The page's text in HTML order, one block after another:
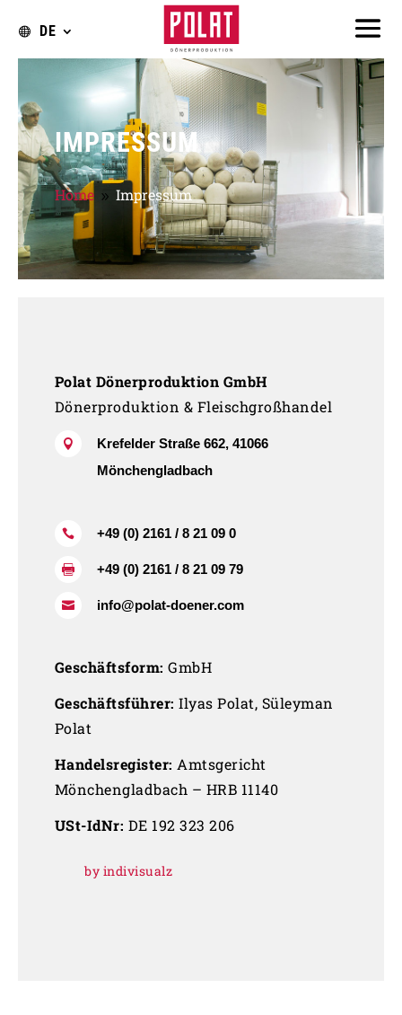
DE
IMPRESSUM
Home 9 Impressum
Polat Dönerproduktion GmbH
Dönerproduktion & Fleischgroßhandel

Krefelder Straße 662, 41066
Mönchengladbach
 +49 (0) 2161 / 8 21 09 0
 +49 (0) 2161 / 8 21 09 79
 info@polat-doener.com
Geschäftsform: GmbH
Geschäftsführer: Ilyas Polat, Süleyman
Polat
Handelsregister: Amtsgericht
Mönchengladbach – HRB 11140
USt-IdNr: DE 192 323 206
by indivisualz